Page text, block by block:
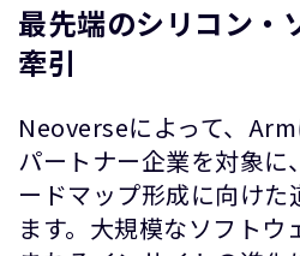
最先端のシリコン・
牽引
Neoverseによって、
パートナー企業を対象に
ードマップ形成に向けた
ます。大規模なソフト